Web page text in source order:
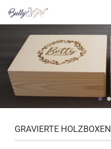
GRAVIERTE HOLZBOXEN